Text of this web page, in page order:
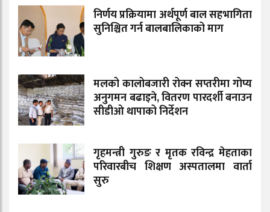
निर्णय प्रक्रियामा अर्थपूर्ण बाल सहभागिता
सुनिश्चित गर्न बालबालिकाको माग
मलको कालोबजारी रोक्न सप्तरीमा गोप्य
अनुगमन बढाइने, वितरण पारदर्शी बनाउन
सीडीओ थापाको निर्देशन
गृहमन्त्री गुरुङ र मृतक रविन्द्र मेहताका
परिवारबीच शिक्षण अस्पतालमा वार्ता
सुरु